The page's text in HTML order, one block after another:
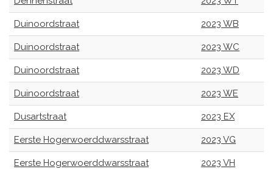
Duinoordstraat 2023 WB
Duinoordstraat 2023 WC
Duinoordstraat 2023 WD
Duinoordstraat 2023 WE
Dusartstraat 2023 EX
Eerste Hogerwoerddwarsstraat 2023 VG
Eerste Hogerwoerddwarsstraat 2023 VH